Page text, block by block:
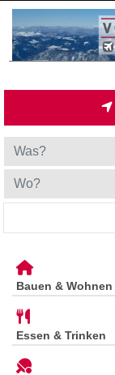
Bauen & Wohnen
Essen & Trinken